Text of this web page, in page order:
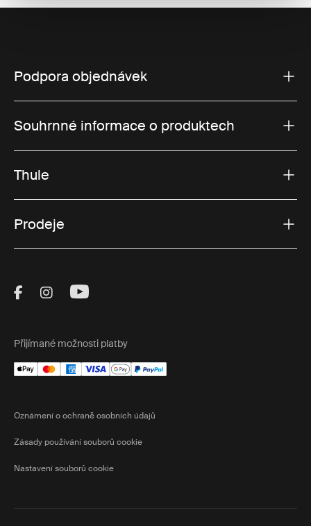
Podpora objednávek
Souhrnné informace o produktech
Thule
Prodeje
Visit Thule on Facebook (external link)
Visit Thule on Instagram (external link)
Visit Thule on Youtube (external
Přijímané možnosti platby
Oznámení o ochraně osobních údajů
Zásady používání souborů cookie
Nastavení souborů cookie